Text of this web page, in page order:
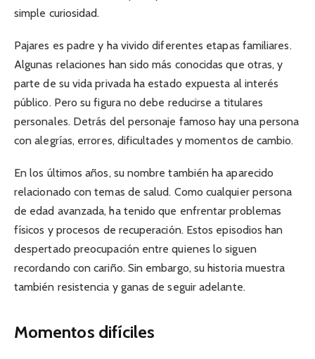
simple curiosidad.
Pajares es padre y ha vivido diferentes etapas familiares.
Algunas relaciones han sido más conocidas que otras, y
parte de su vida privada ha estado expuesta al interés
público. Pero su figura no debe reducirse a titulares
personales. Detrás del personaje famoso hay una persona
con alegrías, errores, dificultades y momentos de cambio.
En los últimos años, su nombre también ha aparecido
relacionado con temas de salud. Como cualquier persona
de edad avanzada, ha tenido que enfrentar problemas
físicos y procesos de recuperación. Estos episodios han
despertado preocupación entre quienes lo siguen
recordando con cariño. Sin embargo, su historia muestra
también resistencia y ganas de seguir adelante.
Momentos difíciles